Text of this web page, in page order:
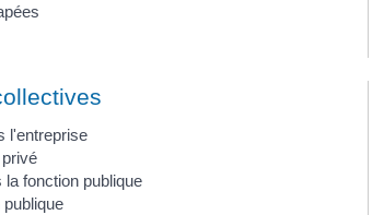
l'entreprise
fonction publique